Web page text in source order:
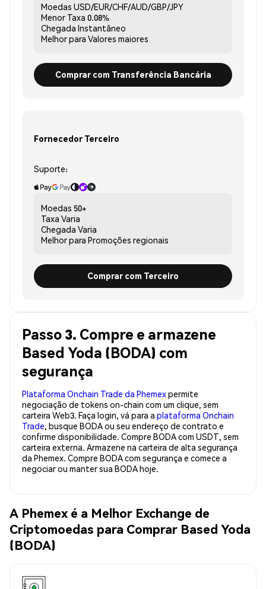
Moedas USD/EUR/CHF/AUD/GBP/JPY
Menor Taxa 0.08%
Chegada Instantâneo
Melhor para Valores maiores
Comprar com Transferência Bancária
Fornecedor Terceiro
Suporte:
Moedas 50+
Taxa Varia
Chegada Varia
Melhor para Promoções regionais
Comprar com Terceiro
Passo 3. Compre e armazene
Based Yoda (BODA) com
segurança
Plataforma Onchain Trade da Phemexpermite
negociação de tokens on-chain com um clique, sem
carteira Web3. Faça login, vá para a plataforma Onchain
Trade, busque BODA ou seu endereço de contrato e
confirme disponibilidade. Compre BODA com USDT, sem
carteira externa. Armazene na carteira de alta segurança
da Phemex. Compre BODA com segurança e comece a
negociar ou manter sua BODA hoje.
A Phemex é a Melhor Exchange de
Criptomoedas para Comprar Based Yoda
(BODA)